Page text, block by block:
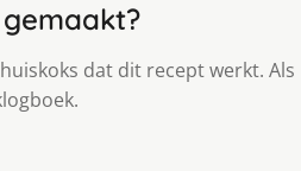
dat dit recept werkt. Als